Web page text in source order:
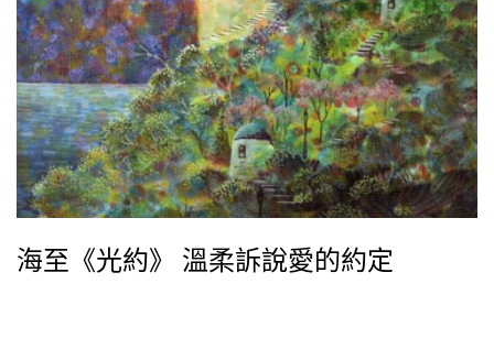
海至《光約》 溫柔訴說愛的約定